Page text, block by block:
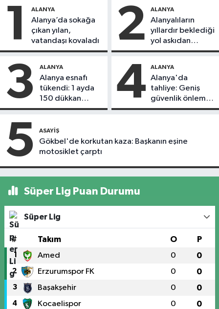
1 ALANYA
Alanya’da sokağa
çıkan yılan,
vatandaşı kovaladı
2 ALANYA
Alanyalıların
yıllardır beklediği
yol askıdan
döndü
3 ALANYA
Alanya esnafı
tükendi: 1 ayda
150 dükkan
kapandı
4 ALANYA
Alanya'da
tahliye: Geniş
güvenlik önlemi
alındı
5 ASAYIŞ
Gökbel'de korkutan kaza: Başkanın eşine
motosiklet çarptı
Süper Lig Puan Durumu
Süper Lig
# Takım O P
1 Amed 0 0
2 Erzurumspor FK 0 0
3 Başakşehir 0 0
4 Kocaelispor 0 0